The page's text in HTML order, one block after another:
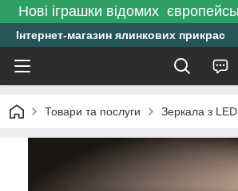
Нові іграшки відомих
Інтернет-магазин ялинкових прикрас
Товари та послуги Зеркала з LED